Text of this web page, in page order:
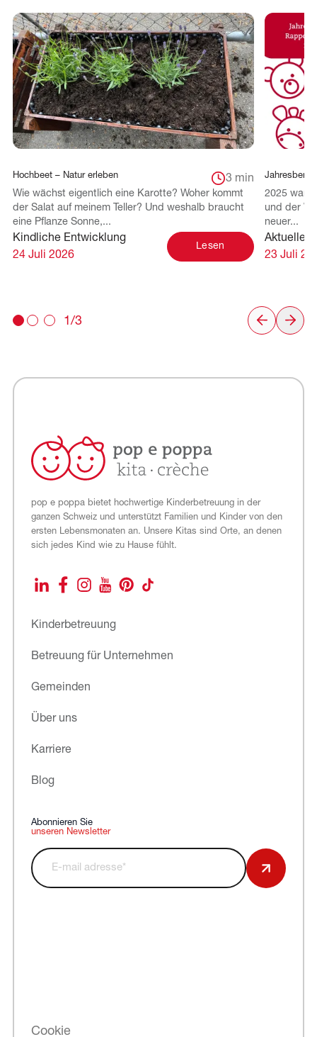
Hochbeet – Natur erleben 3 min
Wie wächst eigentlich eine Karotte? Woher kommt
der Salat auf meinem Teller? Und weshalb braucht
eine Pflanze Sonne,...
Kindliche Entwicklung
24 Juli 2026
Lesen
2025 war
und der
neuer...
Aktuelles
23 Juli
1/3
pop e poppa bietet hochwertige Kinderbetreuung in der
ganzen Schweiz und unterstützt Familien und Kinder von den
ersten Lebensmonaten an. Unsere Kitas sind Orte, an denen
sich jedes Kind wie zu Hause fühlt.
LinkedInFacebookInstagram
YouTubePinterestTikTok
Kinderbetreuung
Betreuung für Unternehmen
Gemeinden
Über uns
Karriere
Blog
Abonnieren Sie
unseren Newsletter
Cookie